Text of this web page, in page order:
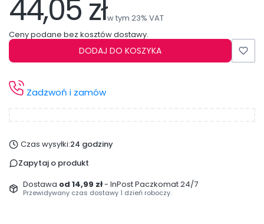
Cena
44,05 złw tym 23% VAT
w tym 23% VAT
Ceny podane bez kosztów dostawy.
DODAJ DO KOSZYKA
Zadzwoń i zamów
Czas wysyłki:24 godziny
Zapytaj o produkt
Dostawa od 14,99 zł- InPost Paczkomat 24/7
Przewidywany czas dostawy 1 dzień roboczy.